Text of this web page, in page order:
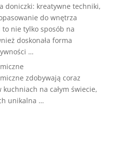
doniczki: kreatywne techniki,
do wnętrza
to nie tylko sposób na
doskonała forma
…
zdobywają coraz
na całym świecie,
unikalna …